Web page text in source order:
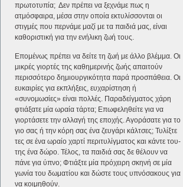
πρωτοτυπία; Δεν πρέπει να ξεχνάμε πως η
ατμόσφαιρα, μέσα στην οποία εκτυλίσσονται οι
στιγμές που περνάμε μαζί με τα παιδιά μας, είναι
καθοριστική για την ενήλικη ζωή τους.
Επομένως πρέπει να δείτε τη ζωή με άλλο βλέμμα. Οι
μικρές γιορτές της καθημερινής ζωής απαιτούν
περισσότερο δημιουργικότητα παρά προσπάθεια. Οι
ευκαιρίες για εκπλήξεις, ευχαρίστηση ή
«συνομωσίες» είναι πολλές. Παραδείγματος χάρη
φτιάξατε μία ωραία τάρτα; Επωφεληθείτε για να
γιορτάσετε την αλλαγή της εποχής. Αγοράσατε για το
γιο σας ή την κόρη σας ένα ζευγάρι κάλτσες; Τυλίξτε
τες σε ένα ωραίο χαρτί περιτυλίγματος και κάντε του-
της ένα δώρο. Τέλος, τα παιδιά σας δε θέλουν να
πάνε για ύπνο; Φτιάξτε μία πρόχειρη σκηνή σε μία
γωνία του δωματίου και δώστε τους υπνόσακους για
να κοιμηθούν.